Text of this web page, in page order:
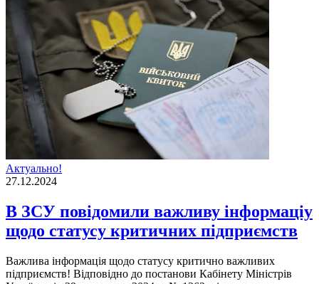
Актуально!
27.12.2024
В ЗСУ повідомили важливу інформаціу
щодо статусу критичних підприємств
Важлива інформація щодо статусу критично важливих
підприємств! Відповідно до постанови Кабінету Міністрів